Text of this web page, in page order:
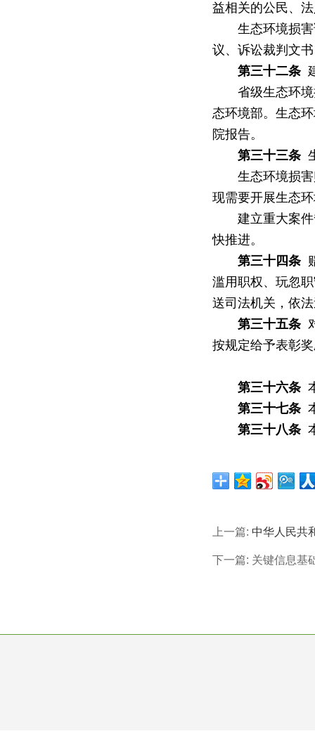
益相关的公民、
生态环境损害
议、诉讼裁判文
第三十二条
省级生态环境
态环境部。生态
院报告。
第三十三条
生态环境损害
现需要开展生态
建立重大案件
快推进。
第三十四条
滥用职权、玩忽
送司法机关，依
第三十五条
按规定给予表彰
第三十六条
第三十七条
第三十八条
上一篇: 中华人民共
下一篇: 关键信息基